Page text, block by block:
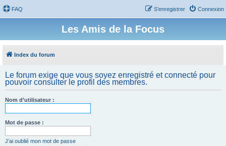
FAQ Connexion
S’enregistrer
Les Amis de la Focus
Index du forum
Le forum exige que vous soyez enregistré et connecté pour
pouvoir consulter le profil des membres.
Nom d’utilisateur :
Mot de passe :
J’ai oublié mon mot de passe